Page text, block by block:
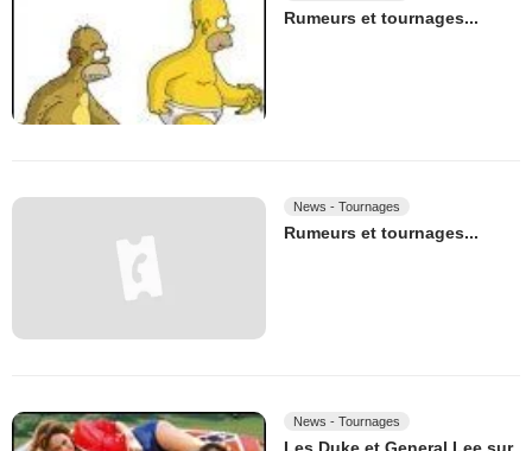
Rumeurs et tournages...
News - Tournages
Rumeurs et tournages...
News - Tournages